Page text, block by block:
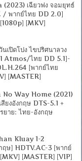
เฉียวฟง จอมยุทธ์
/ พากย์ไทย DD 2.0]
[MKV]
ปิดโปง ไขปริศนาลวง
Atmos/ไทย DD 5.1]-
[พากย์ไทย
[MASTER]
Way Home (2021)
ยงอังกฤษ DTS-5.1 +
ยาย: ไทย-อังกฤษ
Kluay 1-2
ฤษ] HDTV.AC-3 [พากย์
[MASTER] [VIP]